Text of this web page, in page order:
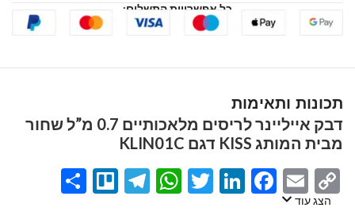
כל אפשרויות התשלום:
תכונות ותאימות
דבק אייליינר לריסים מלאכותיים 0.7 מ”ל שחור
מבית המותג KISS דגם KLIN01C
Copy
Link
Email
Facebook
LinkedIn
Twitter
WhatsApp
Telegram
Trello
הצג עוד